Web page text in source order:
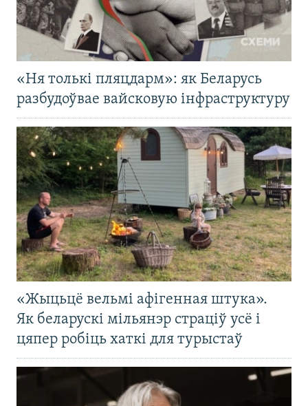
«Ня толькі пляцдарм»: як Беларусь
разбудоўвае вайсковую інфраструктуру
«Жыцьцё вельмі афігенная штука».
Як беларускі мільянэр страціў усё і
цяпер робіць хаткі для турыстаў